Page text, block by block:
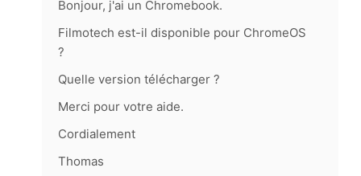
Bonjour, j'ai un Chromebook.
Filmotech est-il disponible pour ChromeOS
?
Quelle version télécharger ?
Merci pour votre aide.
Cordialement
Thomas